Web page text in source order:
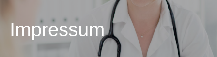
Impressum